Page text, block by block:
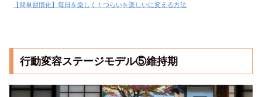
【簡単習慣化】毎日を楽しく！つらいを楽しいに変える方法
行動変容ステージモデル⑤維持期